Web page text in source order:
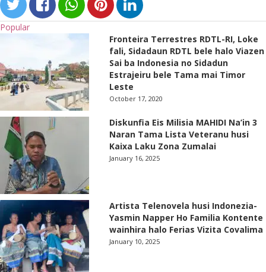
Popular
Fronteira Terrestres RDTL-RI, Loke
fali, Sidadaun RDTL bele halo Viazen
Sai ba Indonesia no Sidadun
Estrajeiru bele Tama mai Timor
Leste
October 17, 2020
Diskunfia Eis Milisia MAHIDI Na’in 3
Naran Tama Lista Veteranu husi
Kaixa Laku Zona Zumalai
January 16, 2025
Artista Telenovela husi Indonezia-
Yasmin Napper Ho Familia Kontente
wainhira halo Ferias Vizita Covalima
January 10, 2025